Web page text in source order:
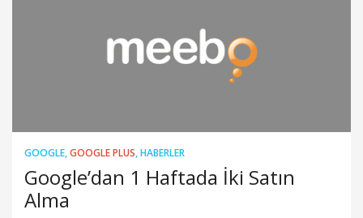
GOOGLE,GOOGLE PLUS,HABERLER
Google’dan 1 Haftada İki Satın
Alma